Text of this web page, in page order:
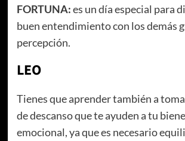
FORTUNA:es un día especial para
buen entendimiento con los demás
percepción.
LEO
Tienes que aprender también a
de descanso que te ayuden a tu
emocional, ya que es necesario